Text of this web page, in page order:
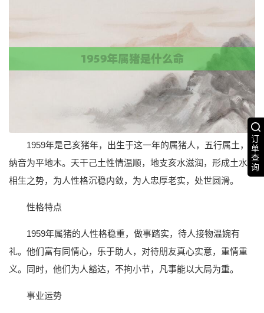
订
单
查
询
1959年是己亥猪年，出生于这一年的属猪人，五行属土，
纳音为平地木。天干己土性情温顺，地支亥水滋润，形成土水
相生之势，为人性格沉稳内敛，为人忠厚老实，处世圆滑。
性格特点
1959年属猪的人性格稳重，做事踏实，待人接物温婉有
礼。他们富有同情心，乐于助人，对待朋友真心实意，重情重
义。同时，他们为人豁达，不拘小节，凡事能以大局为重。
事业运势